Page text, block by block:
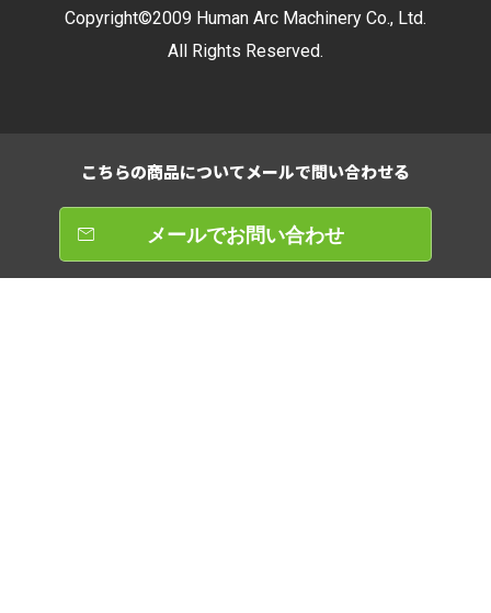
Copyright©2009 Human Arc Machinery Co., Ltd.
All Rights Reserved.
こちらの商品についてメールで問い合わせる
メールでお問い合わせ